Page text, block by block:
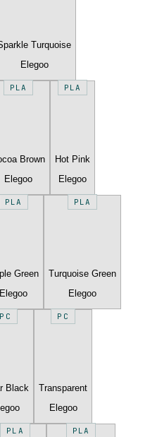
Turquoise
Elegoo
PLA
Brown
Elegoo
PLA
Hot Pink
Elegoo
PLA
Green
Elegoo
PLA
Turquoise Green
Elegoo
PC
Black
PC
Transparent
Elegoo
PLA PLA